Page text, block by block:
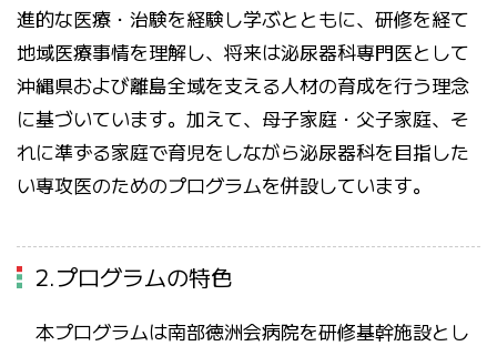
進的な医療・治験を経験し学ぶとともに、研修を経て
地域医療事情を理解し、将来は泌尿器科専門医として
沖縄県および離島全域を支える人材の育成を行う理念
に基づいています。加えて、母子家庭・父子家庭、そ
れに準ずる家庭で育児をしながら泌尿器科を目指した
い専攻医のためのプログラムを併設しています。
2.プログラムの特色
本プログラムは南部徳洲会病院を研修基幹施設とし